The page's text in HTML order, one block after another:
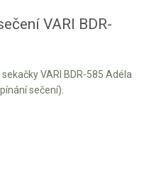
VARI BDR-
VARI BDR-585 Adéla
sečení).